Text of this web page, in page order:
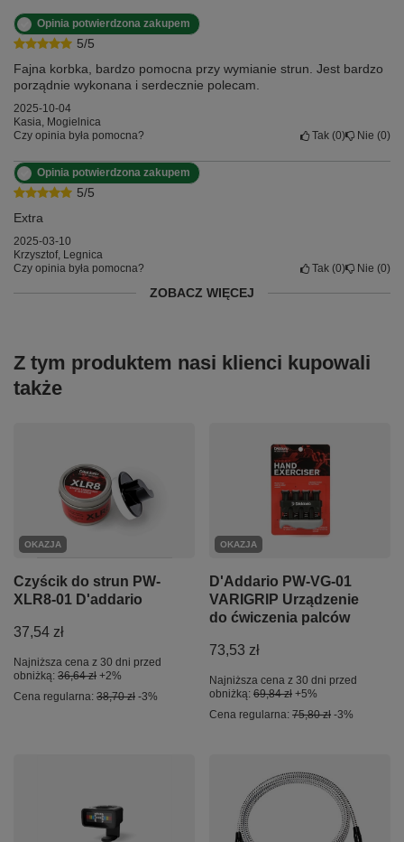
5/5
Opinia potwierdzona zakupem
Fajna korbka, bardzo pomocna przy wymianie strun. Jest bardzo
porządnie wykonana i serdecznie polecam.
2025-10-04
Kasia, Mogielnica
Czy opinia była pomocna?
Tak 0 Nie 0
5/5
Opinia potwierdzona zakupem
Extra
2025-03-10
Krzysztof, Legnica
Czy opinia była pomocna?
Tak 0 Nie 0
ZOBACZ WIĘCEJ
Z tym produktem nasi klienci kupowali
także
OKAZJA
Czyścik do strun PW-
XLR8-01 D'addario
37,54 zł
Najniższa cena z 30 dni przed
obniżką: 36,64 zł +2%
Cena regularna: 38,70 zł -3%
OKAZJA
D'Addario PW-VG-01
VARIGRIP Urządzenie
do ćwiczenia palców
73,53 zł
Najniższa cena z 30 dni przed
obniżką: 69,84 zł +5%
Cena regularna: 75,80 zł -3%